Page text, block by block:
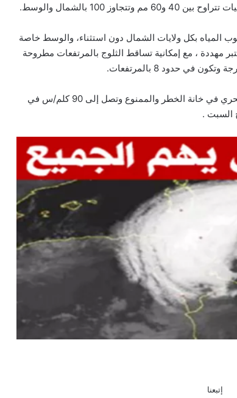
100 بالشمال والوسط.
المياه بكل ولايات الشمال دون استثناء، والوسط خاصة
مهددة ، مع إمكانية تساقط الثلوج بالمرتفعات مطروحة
الرياح متواصلة قوية قرب السواحل والنشاط البحري في خانة الخطر والممنوع وتصل إلى 90 كلم/س في
السبت .
إتبعنا